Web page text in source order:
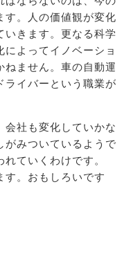
す。人の価値観が変化
いきます。更なる科学
よってイノベーショ
ねません。車の自動運
ライバーという職業が
会社も変化していかな
がみついているようで
れていくわけです。
す。おもしろいです